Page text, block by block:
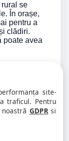
se
În orașe,
pentru a
clădiri.
poate avea
este
a
site-
traficul. Pentru
GDPRsi